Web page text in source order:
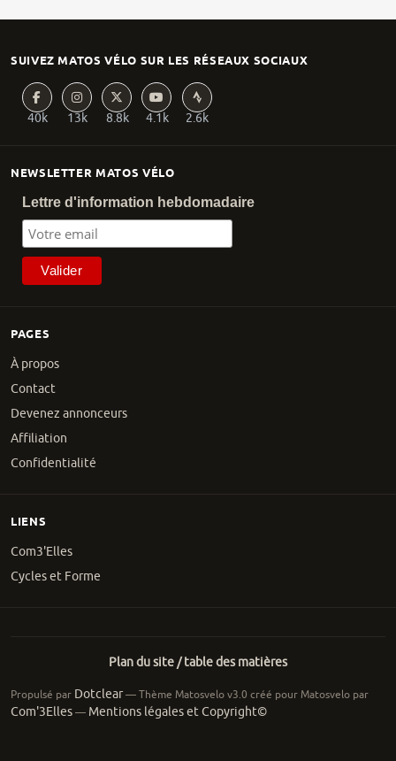
PAGES
À propos
Contact
Devenez annonceurs
Affiliation
Confidentialité
NEWSLETTER MATOS VÉLO
Lettre d'information hebdomadaire
SUIVEZ MATOS VÉLO SUR LES RÉSEAUX SOCIAUX
40k 13k 8.8k 4.1k 2.6k
LIENS
Com3'Elles
Cycles et Forme
Plan du site / table des matières
Propulsé par Dotclear— Thème Matosvelo v3.0 créé pour Matosvelo par
Com'3Elles— Mentions légales et Copyright©